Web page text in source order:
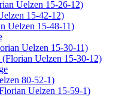
Uelzen 15-26-12)
15-42-12)
Uelzen 15-48-11)
Uelzen 15-30-11)
Uelzen 15-30-12)
80-52-1)
Uelzen 15-59-1)